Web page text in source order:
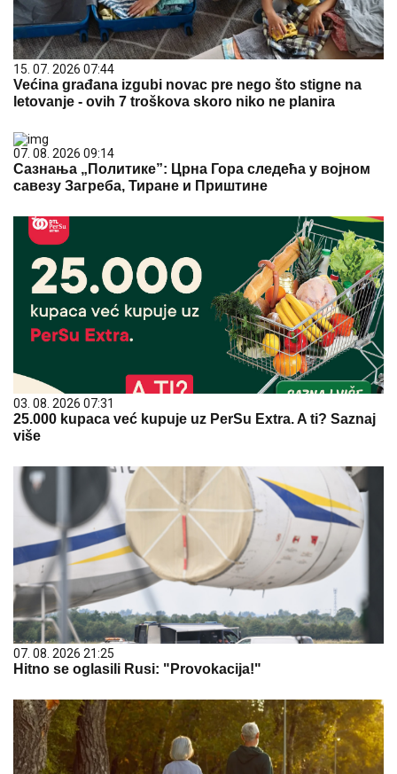
15. 07. 2026 07:44
Većina građana izgubi novac pre nego što stigne na
letovanje - ovih 7 troškova skoro niko ne planira
07. 08. 2026 09:14
Сазнања „Политике”: Црна Гора следећа у војном
савезу Загреба, Тиране и Приштине
03. 08. 2026 07:31
25.000 kupaca već kupuje uz PerSu Extra. A ti? Saznaj
više
07. 08. 2026 21:25
Hitno se oglasili Rusi: "Provokacija!"